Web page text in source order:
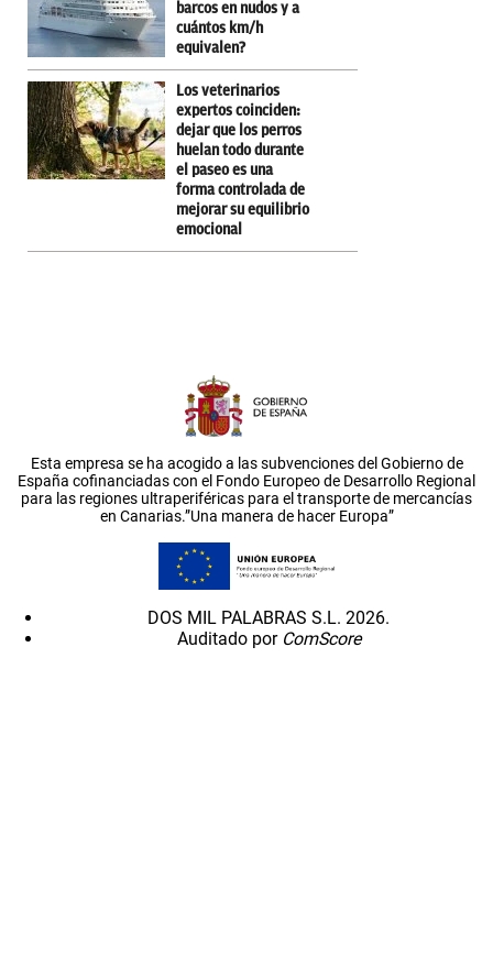
barcos en nudos y a
cuántos km/h
equivalen?
Los veterinarios
expertos coinciden:
dejar que los perros
huelan todo durante
el paseo es una
forma controlada de
mejorar su equilibrio
emocional
Esta empresa se ha acogido a las subvenciones del Gobierno de
España cofinanciadas con el Fondo Europeo de Desarrollo Regional
para las regiones ultraperiféricas para el transporte de mercancías
en Canarias.”Una manera de hacer Europa”
DOS MIL PALABRAS S.L. 2026.
Auditado por ComScore